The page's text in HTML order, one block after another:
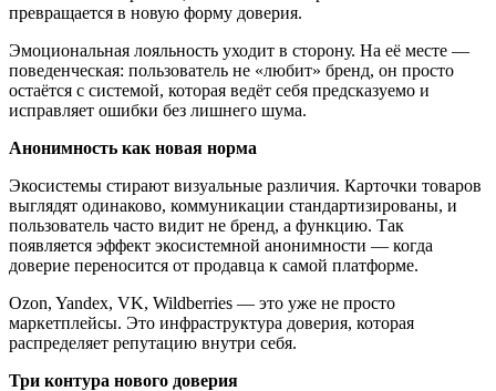
превращается в новую форму доверия.
Эмоциональная лояльность уходит в сторону. На её месте —
поведенческая: пользователь не «любит» бренд, он просто
остаётся с системой, которая ведёт себя предсказуемо и
исправляет ошибки без лишнего шума.
Анонимность как новая норма
Экосистемы стирают визуальные различия. Карточки товаров
выглядят одинаково, коммуникации стандартизированы, и
пользователь часто видит не бренд, а функцию. Так
появляется эффект экосистемной анонимности — когда
доверие переносится от продавца к самой платформе.
Ozon, Yandex, VK, Wildberries — это уже не просто
маркетплейсы. Это инфраструктура доверия, которая
распределяет репутацию внутри себя.
Три контура нового доверия